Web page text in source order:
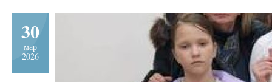
30
мар
2026